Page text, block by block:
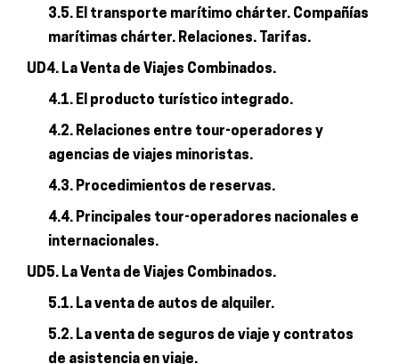
3.5. El transporte marítimo chárter. Compañías
marítimas chárter. Relaciones. Tarifas.
UD4. La Venta de Viajes Combinados.
4.1. El producto turístico integrado.
4.2. Relaciones entre tour-operadores y
agencias de viajes minoristas.
4.3. Procedimientos de reservas.
4.4. Principales tour-operadores nacionales e
internacionales.
UD5. La Venta de Viajes Combinados.
5.1. La venta de autos de alquiler.
5.2. La venta de seguros de viaje y contratos
de asistencia en viaje.